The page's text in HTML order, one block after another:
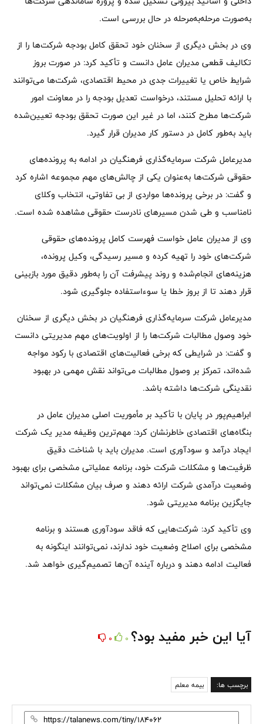
به‌صورت مرحله‌به‌مرحله در حال بررسی است.
وی در بخش دیگری از سخنان خود تحقق کامل بودجه شرکت‌ها را از
تکالیف قطعی مدیران عامل دانست و تأکید کرد: در صورت بروز
شرایط خاص یا تغییرات جدی در محیط اقتصادی، شرکت‌ها می‌توانند
با ارائه تحلیل مستند، درخواست تعدیل بودجه را در معاونت امور
شرکت‌ها مطرح کنند، اما در غیر این صورت تحقق بودجه تعیین‌شده
باید به‌طور کامل در دستور کار مدیران قرار گیرد.
مدیرعامل شرکت سرمایه‌گذاری فرهنگیان در ادامه به پرونده‌های
حقوقی شرکت‌ها به‌عنوان یکی از چالش‌های مهم مجموعه اشاره کرد
و گفت: در برخی پرونده‌ها مواردی از بی تفاوتی، انتخاب وکلای
نامناسب و طی شدن مسیرهای نادرست حقوقی مشاهده شده است.
وی از مدیران عامل خواست فهرست کامل پرونده‌های حقوقی
شرکت‌های خود را تهیه کرده و مسیر رسیدگی، وکیل پرونده،
هزینه‌های انجام‌شده و روند پیشرفت آن را به‌طور دقیق مورد بازبینی
قرار دهند تا از بروز خطا یا سوءاستفاده جلوگیری شود.
مدیرعامل شرکت سرمایه‌گذاری فرهنگیان در بخش دیگری از سخنان
خود وصول مطالبات شرکت‌ها را از اولویت‌های مهم مدیریتی دانست
و گفت: در شرایطی که برخی فعالیت‌های اقتصادی با رکود مواجه
شده‌اند، تمرکز بر وصول مطالبات می‌تواند نقش مهمی در بهبود
نقدینگی شرکت‌ها داشته باشد.
ابراهیم‌پور در پایان با تأکید بر مأموریت اصلی مدیران عامل در
بنگاه‌های اقتصادی خاطرنشان کرد: مهم‌ترین وظیفه مدیر یک شرکت
ایجاد درآمد و سودآوری است. مدیران باید با شناخت دقیق
ظرفیت‌ها و مشکلات شرکت خود، برنامه عملیاتی مشخصی برای بهبود
وضعیت درآمدی شرکت ارائه دهند و صرف بیان مشکلات نمی‌تواند
جایگزین برنامه مدیریتی شود.
وی تأکید کرد: شرکت‌هایی که فاقد سودآوری هستند و برنامه
مشخصی برای اصلاح وضعیت خود ندارند، نمی‌توانند اینگونه به
فعالیت ادامه دهند و درباره آینده آن‌ها تصمیم‌گیری خواهد شد.
آیا این خبر مفید بود؟ 0
0
برچسب ها: بیمه معلم